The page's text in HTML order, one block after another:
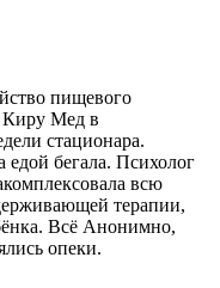
пищевого
Киру Мед в
стационара.
едой бегала. Психолог
всю
терапии,
Всё Анонимно,
опеки.